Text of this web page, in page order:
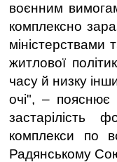
воєнним
комплексно
житлової
часу й низку
очі", –
застарілість
комплекси по
Радянському